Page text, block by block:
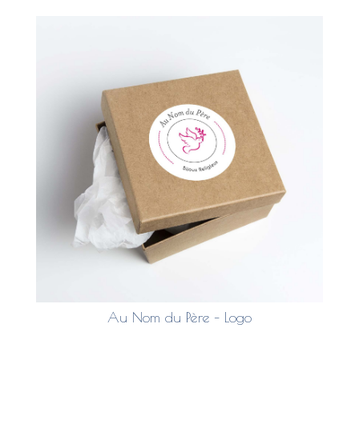
Au Nom du Père – Logo